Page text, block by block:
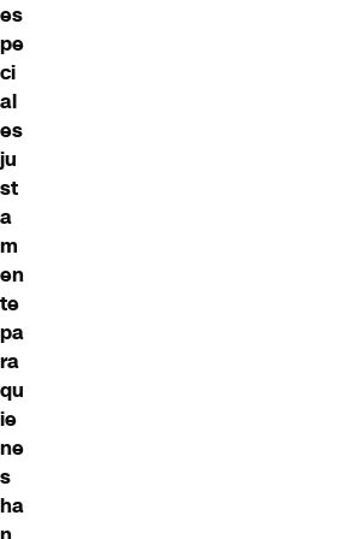
es
pe
ci
al
es
ju
st
a
m
en
te
pa
ra
qu
ie
ne
s
ha